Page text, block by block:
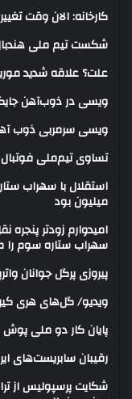
کارخانه: الان وقت
شکست تیم ملی
علت؟ علاقه شدید
ویسی در ذوب‌آهن
ویسی سرمربی ذوب آهن شد/
تساوی تیم‌ملی فوتبال
میلیون بود
امیدوارم زودتر پنجره
سهراب ستاره سوم
پیروزی پرگل جوانان
ویدیو/ گل‌های هری‌
پایان کار دو ملی
رقیبان سابریست‌های
شکایت پرسپولیس از